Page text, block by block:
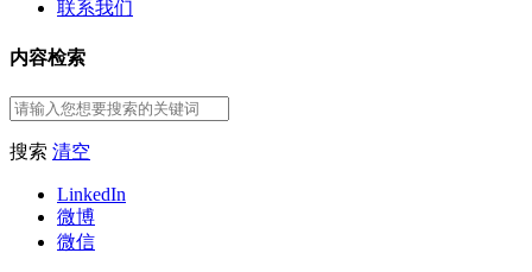
联系我们
内容检索
搜索 清空
LinkedIn
微博
微信